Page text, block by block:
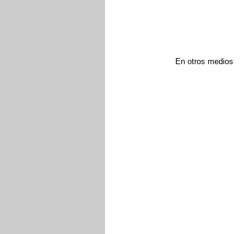
En otros medios